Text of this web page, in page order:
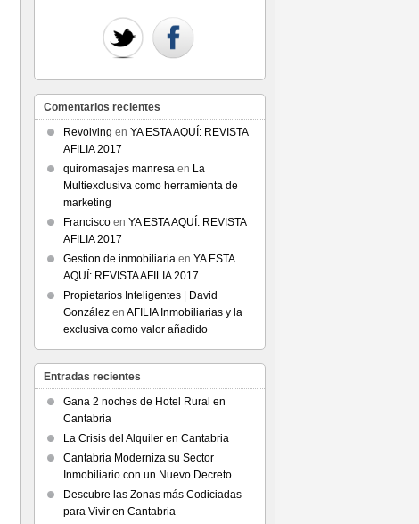
Comentarios recientes
Revolving en YA ESTA AQUÍ: REVISTA
AFILIA 2017
quiromasajes manresa en La
Multiexclusiva como herramienta de
marketing
Francisco en YA ESTA AQUÍ: REVISTA
AFILIA 2017
Gestion de inmobiliaria en YA ESTA
AQUÍ: REVISTA AFILIA 2017
Propietarios Inteligentes | David
González en AFILIA Inmobiliarias y la
exclusiva como valor añadido
Entradas recientes
Gana 2 noches de Hotel Rural en
Cantabria
La Crisis del Alquiler en Cantabria
Cantabria Moderniza su Sector
Inmobiliario con un Nuevo Decreto
Descubre las Zonas más Codiciadas
para Vivir en Cantabria